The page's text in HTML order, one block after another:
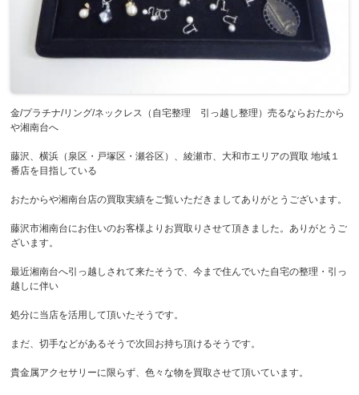
金/プラチナ/リング/ネックレス（自宅整理 引っ越し整理）売るならおたから
や湘南台へ
藤沢、横浜（泉区・戸塚区・瀬谷区）、綾瀬市、大和市エリアの買取 地域１
番店を目指している
おたからや湘南台店の買取実績をご覧いただきましてありがとうございます。
藤沢市湘南台にお住いのお客様よりお買取りさせて頂きました。ありがとうご
ざいます。
最近湘南台へ引っ越しされて来たそうで、今まで住んでいた自宅の整理・引っ
越しに伴い
処分に当店を活用して頂いたそうです。
まだ、切手などがあるそうで次回お持ち頂けるそうです。
貴金属アクセサリーに限らず、色々な物を買取させて頂いています。